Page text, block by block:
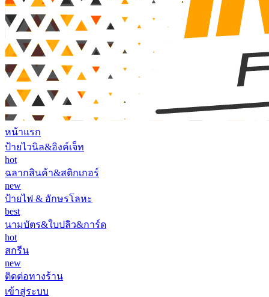
หน้าแรก
ป้ายไวนิล&อิงค์เจ็ท
hot
ฉลากสินค้า&สติกเกอร์
new
ป้ายไฟ & อักษรโลหะ
best
นามบัตร&ใบปลิว&การ์ด
hot
สกรีน
new
ติดต่อทางร้าน
เข้าสู่ระบบ